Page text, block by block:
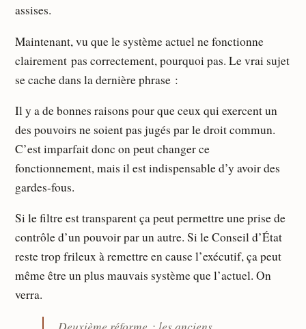
assises.
Maintenant, vu que le système actuel ne fonctionne
clairement pas correctement, pourquoi pas. Le vrai sujet
se cache dans la dernière phrase :
Il y a de bonnes raisons pour que ceux qui exercent un
des pouvoirs ne soient pas jugés par le droit commun.
C’est imparfait donc on peut changer ce
fonctionnement, mais il est indispensable d’y avoir des
gardes-fous.
Si le filtre est transparent ça peut permettre une prise de
contrôle d’un pouvoir par un autre. Si le Conseil d’État
reste trop frileux à remettre en cause l’exécutif, ça peut
même être un plus mauvais système que l’actuel. On
verra.